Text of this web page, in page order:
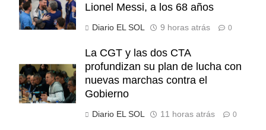
Lionel Messi, a los 68 años
Diario EL SOL 9 horas atrás 0
La CGT y las dos CTA
profundizan su plan de lucha con
nuevas marchas contra el
Gobierno
Diario EL SOL 11 horas atrás 0